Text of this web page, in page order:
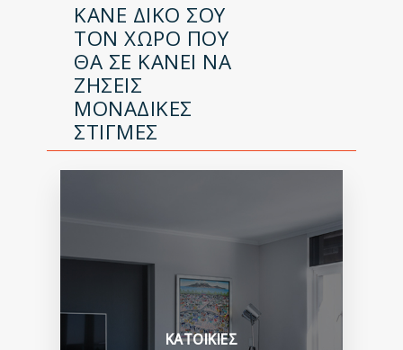
ΚΑΝΕ ΔΙΚΟ ΣΟΥ
ΤΟΝ ΧΩΡΟ ΠΟΥ
ΘΑ ΣΕ ΚΑΝΕΙ ΝΑ
ΖΗΣΕΙΣ
ΜΟΝΑΔΙΚΕΣ
ΣΤΙΓΜΕΣ
ΚΑΤΟΙΚΙΕΣ